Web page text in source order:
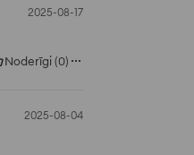
2025-08-17
Noderīgi(0)
2025-08-04